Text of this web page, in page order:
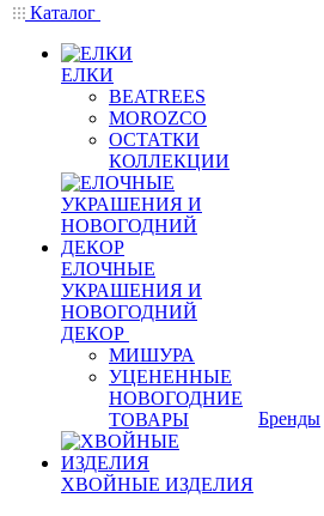
Каталог
ЕЛКИ
BEATREES
MOROZCO
ОСТАТКИ
КОЛЛЕКЦИИ
ЕЛОЧНЫЕ
УКРАШЕНИЯ И
НОВОГОДНИЙ
ДЕКОР
МИШУРА
УЦЕНЕННЫЕ
НОВОГОДНИЕ
ТОВАРЫ
ХВОЙНЫЕ ИЗДЕЛИЯ
Бренды